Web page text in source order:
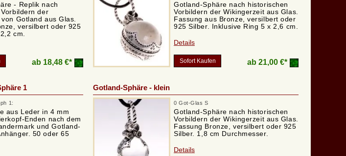
- Replik nach
der
Gotland aus Glas.
versilbert oder 925
cm.
ab 18,48 €*
Gotland-Sphäre nach historischen
Vorbildern der Wikingerzeit aus Glas.
Fassung aus Bronze, versilbert oder
925 Silber. Inklusive Ring 5 x 2,6 cm.
Details
Sofort Kaufen ab 21,00 €*
1
1:
aus Leder in 4 mm
Enden nach dem
und Gotland-
50 oder 65
Gotland-Sphäre - klein
0 Got-Glas S
Gotland-Sphäre nach historischen
Vorbildern der Wikingerzeit aus Glas.
Fassung Bronze, versilbert oder 925
Silber. 1,8 cm Durchmesser.
Details